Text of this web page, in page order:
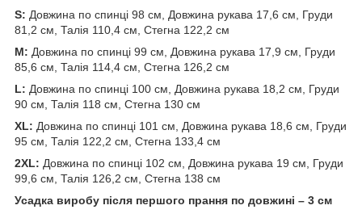
S: Довжина по спинці 98 см, Довжина рукава 17,6 см, Груди
81,2 см, Талія 110,4 см, Стегна 122,2 см
M: Довжина по спинці 99 см, Довжина рукава 17,9 см, Груди
85,6 см, Талія 114,4 см, Стегна 126,2 см
L: Довжина по спинці 100 см, Довжина рукава 18,2 см, Груди
90 см, Талія 118 см, Стегна 130 см
XL: Довжина по спинці 101 см, Довжина рукава 18,6 см, Груди
95 см, Талія 122,2 см, Стегна 133,4 см
2XL: Довжина по спинці 102 см, Довжина рукава 19 см, Груди
99,6 см, Талія 126,2 см, Стегна 138 см
Усадка виробу після першого прання по довжині – 3 см